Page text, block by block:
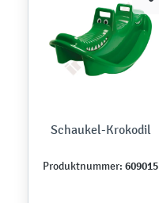
Schaukel-Krokodil
Produktnummer: 609015